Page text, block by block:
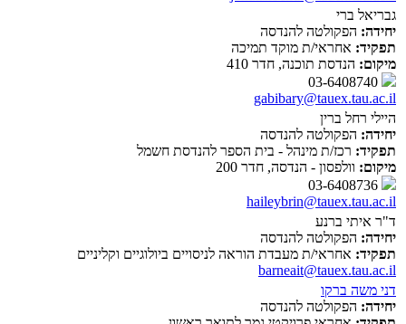
גבריאל ברי
יחידה: הפקולטה להנדסה
תפקיד: אחראי/ת מוקד תמיכה
מיקום: הנדסת תוכנה, חדר 410
gabibary@tauex.tau.ac.il
היילי רחל ברין
יחידה: הפקולטה להנדסה
תפקיד: רכז/ת מינהל - בית הספר להנדסת חשמל
מיקום: וולפסון - הנדסה, חדר 200
haileybrin@tauex.tau.ac.il
ד"ר איתי ברנע
יחידה: הפקולטה להנדסה
תפקיד: אחראי/ת מעבדת הוראה לניסויים ביולוגיים וקליניים
barneait@tauex.tau.ac.il
דני משה ברקו
יחידה: הפקולטה להנדסה